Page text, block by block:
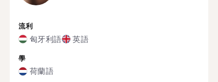
流利
匈牙利語 英語
學
荷蘭語